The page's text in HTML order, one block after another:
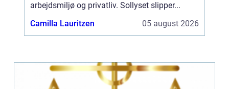
arbejdsmiljø og privatliv. Sollyset slipper...
Camilla Lauritzen
05 august 2026